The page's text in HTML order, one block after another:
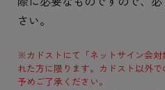
さい。
※カドストにて「ネットサイン会
れた方に限ります。カドスト以外で
予めご了承ください。